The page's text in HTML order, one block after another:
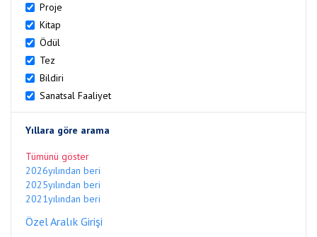
Proje
Kitap
Ödül
Tez
Bildiri
Sanatsal Faaliyet
Yıllara göre arama
Tümünü göster
2026yılından beri
2025yılından beri
2021yılından beri
Özel Aralık Girişi